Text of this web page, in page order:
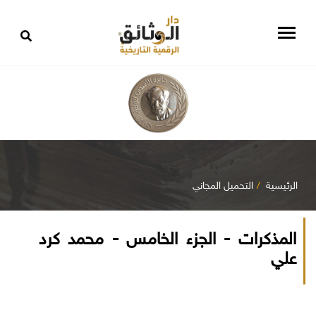
الرئيسية التحميل المجاني
المذكرات - الجزء الخامس - محمد كرد
علي